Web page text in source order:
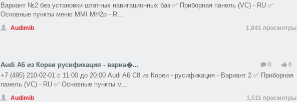
Вариант №2 без установки штатных навигационных баз ✅ Приборная панель (VC) - RU ✅
Основные пункты меню MMI MH2p - R...
Audimib 1,841 просмотры
Audi A6 из Кореи русификация - вариа�... 0
0
+7 (495) 210-02-01 с 11:00 до 20:00 Audi A6 С8 из Кореи - русификация - Вариант 2 ✅ Приборная
панель (VC) - RU ✅ Основные пункты м...
Audimib 1,511 просмотры